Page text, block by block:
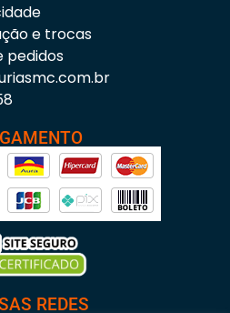
e trocas
pedidos
REDES